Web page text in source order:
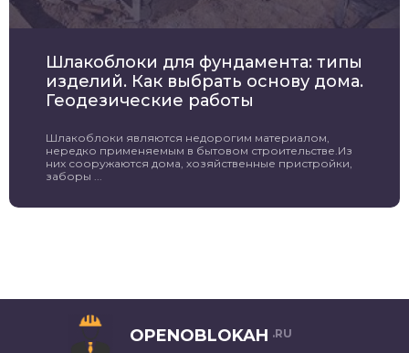
Шлакоблоки для фундамента: типы
изделий. Как выбрать основу дома.
Геодезические работы
Шлакоблоки являются недорогим материалом,
нередко применяемым в бытовом строительстве.Из
них сооружаются дома, хозяйственные пристройки,
заборы ...
OPENOBLOKAH .RU